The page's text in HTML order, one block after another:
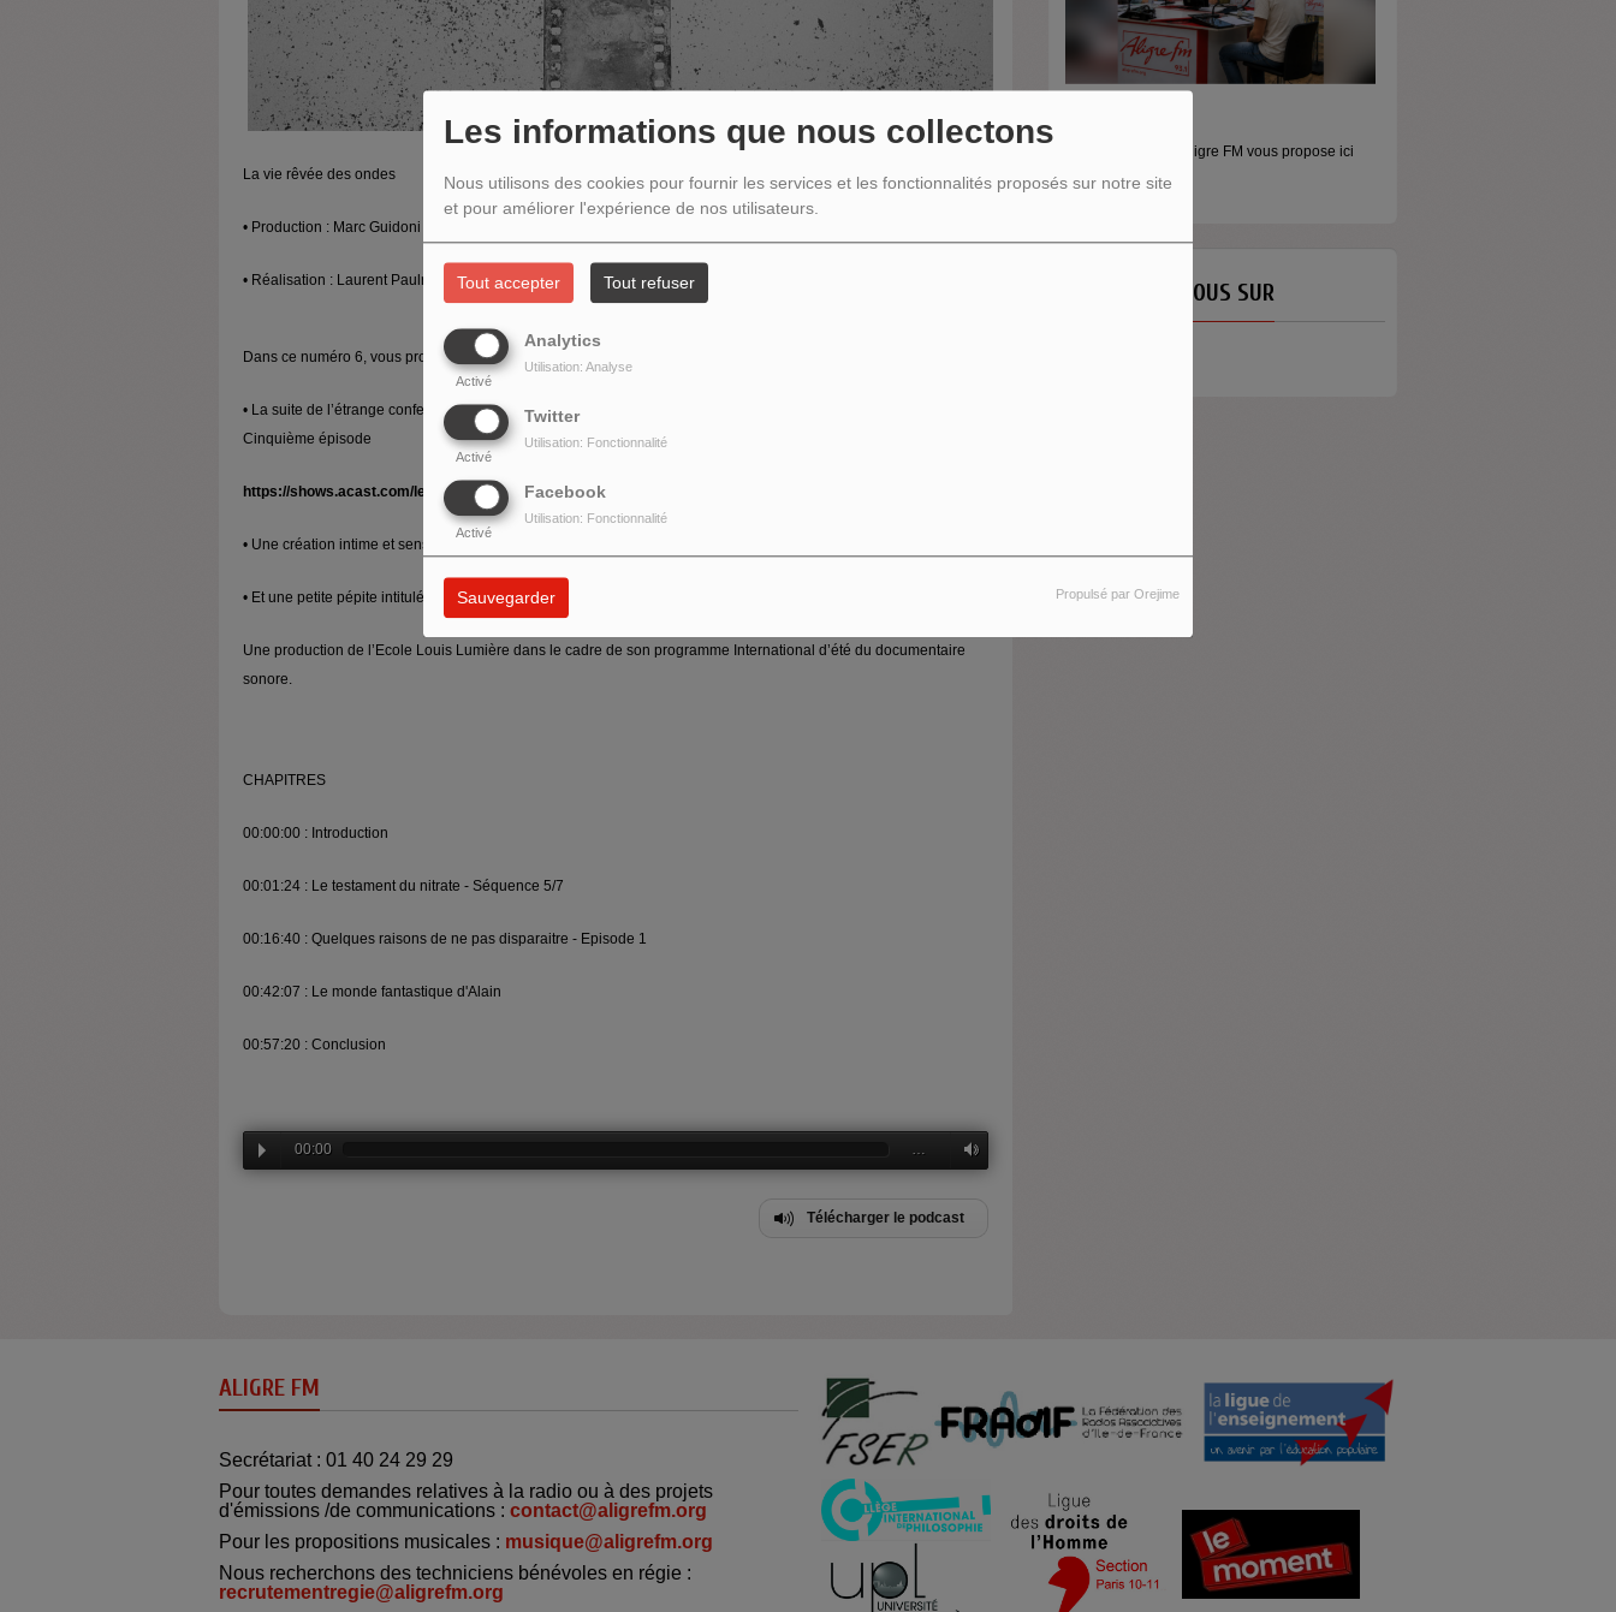
Les informations que nous collectons
Nous utilisons des cookies pour fournir les services et les fonctionnalités proposés sur notre site
et pour améliorer l'expérience de nos utilisateurs.
Tout accepter Tout refuser
Analytics
Activé
Utilisation: Analyse
Twitter
Activé
Utilisation: Fonctionnalité
Facebook
Activé
Utilisation: Fonctionnalité
Sauvegarder Propulsé par Orejime
La vie rêvée des ondes
• Production : Marc Guidoni
• Réalisation : Laurent Paulré
Dans ce numéro 6, vous proposons trois créations sonores originales :
• La suite de l’étrange confession cinéphile autour du 'Napoléon' d’Abel Gance avec le ‘Le testament du nitrate’ -
Cinquième épisode
https://shows.acast.com/le-testament-du-nitrate
• Une création intime et sensible de Claire-Selma Aïtout intitulée ‘Quelques raisons de ne pas disparaitre’
• Et une petite pépite intitulée ‘Le monde fantastique d’Alain’, de Sushant Pandey et Changwhan Song.
Une production de l’Ecole Louis Lumière dans le cadre de son programme International d’été du documentaire
sonore.
CHAPITRES
00:00:00 : Introduction
00:01:24 : Le testament du nitrate - Séquence 5/7
00:16:40 : Quelques raisons de ne pas disparaitre - Episode 1
00:42:07 : Le monde fantastique d'Alain
00:57:20 : Conclusion
00:00
Télécharger le podcast
Micros baladeurs Aligre FM vous propose ici
RETROUVEZ-NOUS SUR
ALIGRE FM
Secrétariat : 01 40 24 29 29
Pour toutes demandes relatives à la radio ou à des projets
d'émissions /de communications : contact@aligrefm.org
Pour les propositions musicales : musique@aligrefm.org
Nous recherchons des techniciens bénévoles en régie :
recrutementregie@aligrefm.org